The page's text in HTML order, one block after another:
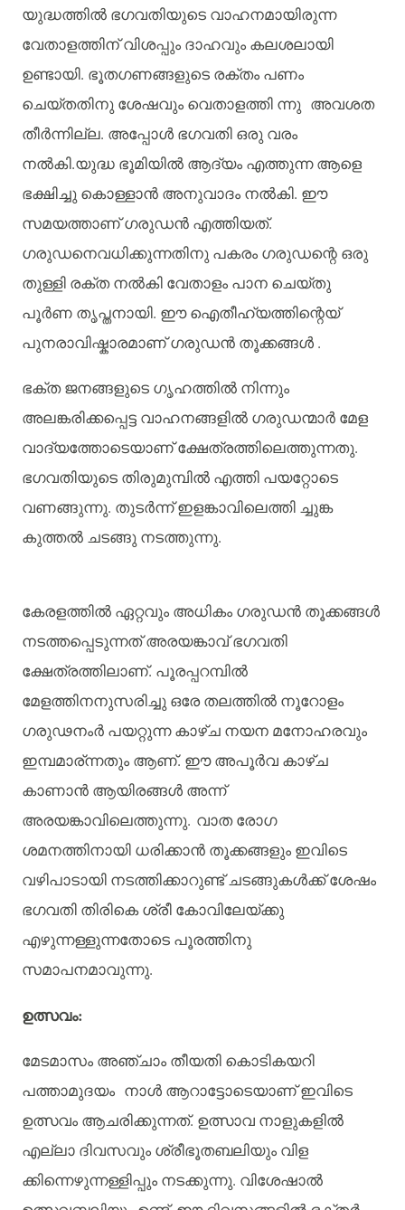
യുദ്ധത്തിൽ ഭഗവതിയുടെ വാഹനമായിരുന്ന
വേതാളത്തിന് വിശപ്പും ദാഹവും കലശലായി
ഉണ്ടായി. ഭൂതഗണങ്ങളുടെ രക്തം പണം
ചെയ്തതിനു ശേഷവും വെതാളത്തി ന്നു അവശത
തീർന്നില്ല. അപ്പോൾ ഭഗവതി ഒരു വരം
നൽകി.യുദ്ധ ഭൂമിയിൽ ആദ്യം എത്തുന്ന ആളെ
ഭക്ഷിച്ചു കൊള്ളാൻ അനുവാദം നൽകി. ഈ
സമയത്താണ് ഗരുഡൻ എത്തിയത്.
ഗരുഡനെവധിക്കുന്നതിനു പകരം ഗരുഡന്റെ ഒരു
തുള്ളി രക്ത നൽകി വേതാളം പാന ചെയ്തു
പൂർണ തൃപ്തനായി. ഈ ഐതീഹ്യത്തിന്റെയ്
പുനരാവിഷ്കാരമാണ് ഗരുഡൻ തൂക്കങ്ങൾ .
ഭക്ത ജനങ്ങളുടെ ഗൃഹത്തിൽ നിന്നും
അലങ്കരിക്കപ്പെട്ട വാഹനങ്ങളിൽ ഗരുഡന്മാർ മേള
വാദ്യത്തോടെയാണ് ക്ഷേത്രത്തിലെത്തുന്നതു.
ഭഗവതിയുടെ തിരുമുമ്പിൽ എത്തി പയറ്റോടെ
വണങ്ങുന്നു. തുടർന്ന് ഇളങ്കാവിലെത്തി ച്ചുങ്ക
കുത്തൽ ചടങ്ങു നടത്തുന്നു.
കേരളത്തിൽ ഏറ്റവും അധികം ഗരുഡൻ തൂക്കങ്ങൾ
നടത്തപ്പെടുന്നത് അരയങ്കാവ് ഭഗവതി
ക്ഷേത്രത്തിലാണ്. പൂരപ്പറമ്പിൽ
മേളത്തിനനുസരിച്ചു ഒരേ തലത്തിൽ നൂറോളം
ഗരുഢനംർ പയറ്റുന്ന കാഴ്ച നയന മനോഹരവും
ഇമ്പമാര്ന്നതും ആണ്. ഈ അപൂർവ കാഴ്ച
കാണാൻ ആയിരങ്ങൾ അന്ന്
അരയങ്കാവിലെത്തുന്നു. വാത രോഗ
ശമനത്തിനായി ധരിക്കാൻ തൂക്കങ്ങളും ഇവിടെ
വഴിപാടായി നടത്തിക്കാറുണ്ട് ചടങ്ങുകൾക്ക് ശേഷം
ഭഗവതി തിരികെ ശ്രീ കോവിലേയ്ക്കു
എഴുന്നള്ളുന്നതോടെ പൂരത്തിനു
സമാപനമാവുന്നു.
ഉത്സവം:
മേടമാസം അഞ്ചാം തീയതി കൊടികയറി
പത്താമുദയം നാൾ ആറാട്ടോടെയാണ് ഇവിടെ
ഉത്സവം ആചരിക്കുന്നത്. ഉത്സാവ നാളുകളിൽ
എല്ലാ ദിവസവും ശ്രീഭൂതബലിയും വിള
ക്കിന്നെഴുന്നള്ളിപ്പും നടക്കുന്നു. വിശേഷാൽ